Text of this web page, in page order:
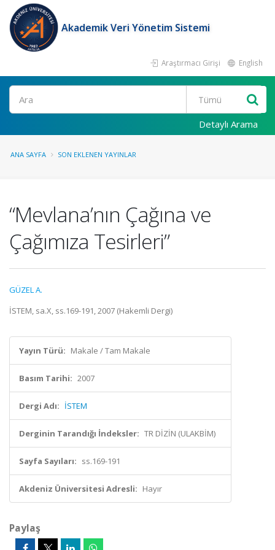
Akademik Veri Yönetim Sistemi
Araştırmacı Girişi English
Ara
Detaylı Arama
ANA SAYFA SON EKLENEN YAYINLAR
“Mevlana’nın Çağına ve
Çağımıza Tesirleri”
GÜZEL A.
İSTEM, sa.X, ss.169-191, 2007 (Hakemli Dergi)
Yayın Türü: Makale / Tam Makale
Basım Tarihi: 2007
Dergi Adı: İSTEM
Derginin Tarandığı İndeksler: TR DİZİN (ULAKBİM)
Sayfa Sayıları: ss.169-191
Akdeniz Üniversitesi Adresli: Hayır
Paylaş